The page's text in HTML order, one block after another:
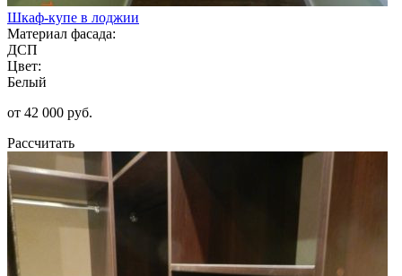
Шкаф-купе в лоджии
Материал фасада:
ДСП
Цвет:
Белый
от 42 000 руб.
Рассчитать